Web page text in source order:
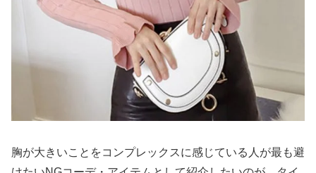
胸が大きいことをコンプレックスに感じている人が最も避